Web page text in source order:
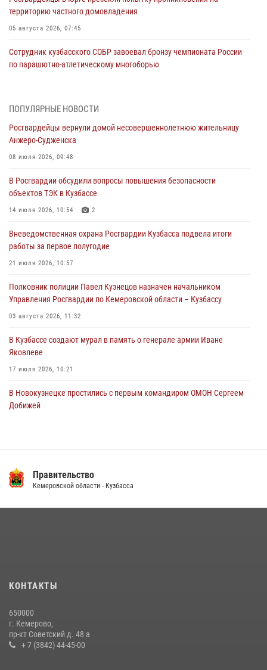
территорию частного домовладения
05 августа 2026, 07:45
Сотрудник кузбасского СОБР завоевал бронзу чемпионата России
по парашютно-атлетическому многоборью
Кузбассовцы высоко оценили качество предоставления
04 августа 2026, 09:42
Росгвардейцы помогли разыскать троих юных путешественников из
04 августа 2026, 08:42
Росгвардейцы задержали нарушителя общественного порядка в
Кемеровские росгвардейцы пресекли попытку хищения товара
ПОПУЛЯРНЫЕ НОВОСТИ
Росгвардейцы вернули домой несовершеннолетнюю жительницу
Анжеро-Судженска
08 июля 2026, 09:48
В Росгвардии обсудили вопросы повышения безопасности
объектов ТЭК в Кузбассе
14 июля 2026, 10:54 2
Вневедомственная охрана Росгвардии Кузбасса подвела итоги
работы за первое полугодие
21 июля 2026, 10:57
Полковник полиции Павел Кузнецов назначен начальником
Управления Росгвардии по Кемеровской области – Кузбассу
03 августа 2026, 11:32
В Кузбассе создают мурал в память о генерале армии Иване
Яковлеве
17 июля 2026, 10:21
В Новокузнецке простились с первым командиром ОМОН Сергеем
Добижей
14 июля 2026, 08:52 1
20 июля 2026, 08:52
гипермаркета товары на 13 тысяч рублей (ВИДЕО)
16 июля 2026, 06:43
Правительство
Кемеровской области - Кузбасса
КОНТАКТЫ
650000
г. Кемерово,
пр-кт Советский д. 48 а
+ 7 (3842) 44-45-00